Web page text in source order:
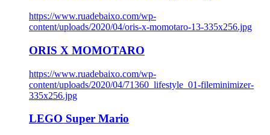
https://www.ruadebaixo.com/wp-
content/uploads/2020/04/oris-x-momotaro-13-335x256.jpg
ORIS X MOMOTARO
https://www.ruadebaixo.com/wp-
content/uploads/2020/04/71360_lifestyle_01-fileminimizer-
335x256.jpg
LEGO Super Mario